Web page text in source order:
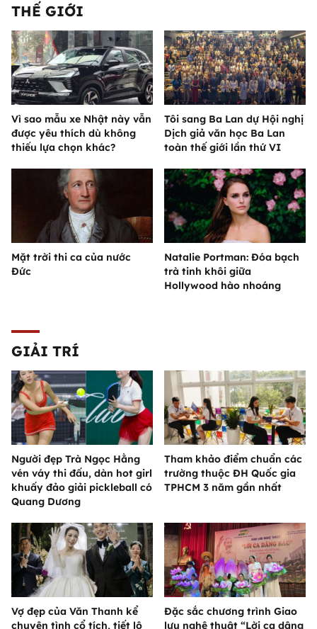
THẾ GIỚI
Vì sao mẫu xe Nhật này vẫn
được yêu thích dù không
thiếu lựa chọn khác?
Tôi sang Ba Lan dự Hội nghị
Dịch giả văn học Ba Lan
toàn thế giới lần thứ VI
Mặt trời thi ca của nước
Đức
Natalie Portman: Đóa bạch
trà tinh khôi giữa
Hollywood hào nhoáng
GIẢI TRÍ
Người đẹp Trà Ngọc Hằng
vén váy thi đấu, dàn hot girl
khuấy đảo giải pickleball có
Quang Dương
Tham khảo điểm chuẩn các
trường thuộc ĐH Quốc gia
TPHCM 3 năm gần nhất
Vợ đẹp của Văn Thanh kể
chuyện tình cổ tích, tiết lộ
Đặc sắc chương trình Giao
lưu nghệ thuật “Lời ca dâng